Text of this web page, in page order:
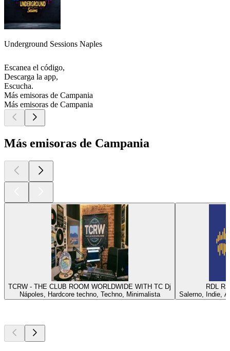
Underground Sessions Naples
Escanea el código,
Descarga la app,
Escucha.
Más emisoras de Campania
Más emisoras de Campania
Más emisoras de Campania
TCRW - THE CLUB ROOM WORLDWIDE WITH TC Dj
Nápoles, Hardcore techno, Techno, Minimalista
RDL
Salerno, Indie,